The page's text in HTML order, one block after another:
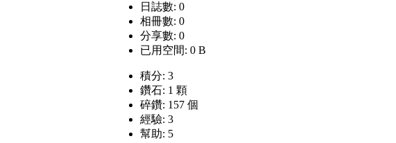
日誌數: 0
相冊數: 0
分享數: 0
已用空間: 0 B
積分: 3
鑽石: 1 顆
碎鑽: 157 個
經驗: 3
幫助: 5